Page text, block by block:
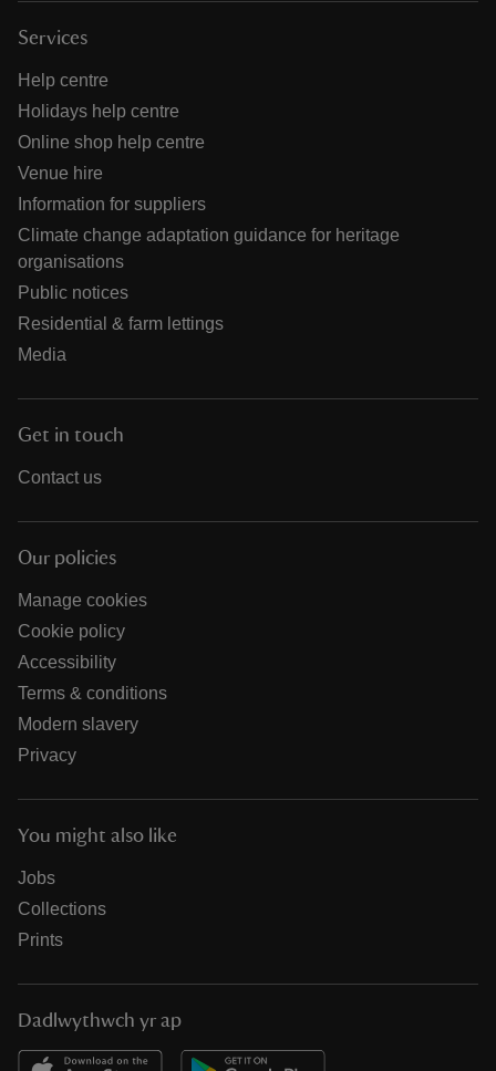
Services
Help centre
Holidays help centre
Online shop help centre
Venue hire
Information for suppliers
Climate change adaptation guidance for heritage
organisations
Public notices
Residential & farm lettings
Media
Get in touch
Contact us
Our policies
Manage cookies
Cookie policy
Accessibility
Terms & conditions
Modern slavery
Privacy
You might also like
Jobs
Collections
Prints
Dadlwythwch yr ap